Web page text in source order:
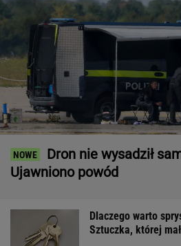
Dron nie wysadził
Ujawniono powód
Dlaczego warto
Sztuczka, której